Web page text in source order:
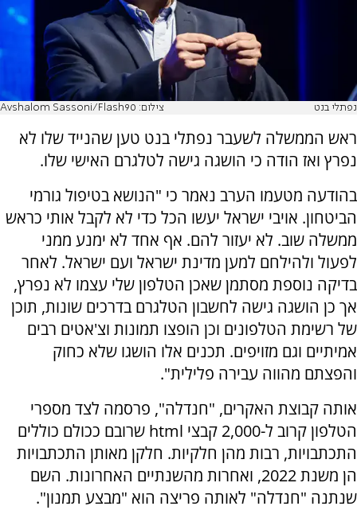
נפתלי בנט צילום: Avshalom Sassoni/Flash90
ראש הממשלה לשעבר נפתלי בנט טען שהנייד שלו לא
נפרץ ואז הודה כי הושגה גישה לטלגרם האישי שלו.
בהודעה מטעמו הערב נאמר כי "הנושא בטיפול גורמי
הביטחון. אויבי ישראל יעשו הכל כדי לא לקבל אותי כראש
ממשלה שוב. לא יעזור להם. אף אחד לא ימנע ממני
לפעול ולהילחם למען מדינת ישראל ועם ישראל. לאחר
בדיקה נוספת מסתמן שאכן הטלפון שלי עצמו לא נפרץ,
אך כן הושגה גישה לחשבון הטלגרם בדרכים שונות, תוכן
של רשימת הטלפונים וכן הופצו תמונות וצ'אטים רבים
אמיתיים וגם מזויפים. תכנים אלו הושגו שלא כחוק
והפצתם מהווה עבירה פלילית".
אותה קבוצת האקרים, "חנדלה", פרסמה לצד מספרי
הטלפון קרוב ל-2,000 קבצי html שרובם ככולם כוללים
התכתבויות, רבות מהן חלקיות. חלקן מאותן התכתבויות
הן משנת 2022, ואחרות מהשנתיים האחרונות. השם
שנתנה "חנדלה" לאותה פריצה הוא "מבצע תמנון".